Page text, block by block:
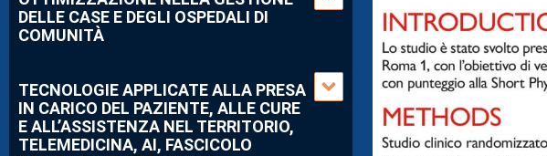
DELLE CASE E DEGLI OSPEDALI DI
COMUNITÀ
TECNOLOGIE APPLICATE ALLA PRESA
IN CARICO DEL PAZIENTE, ALLE CURE
E ALL’ASSISTENZA NEL TERRITORIO,
TELEMEDICINA, AI, FASCICOLO